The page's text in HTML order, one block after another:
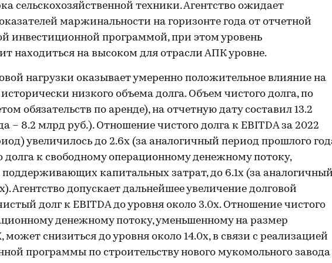
сельскохозяйственной техники. Агентство ожидает
маржинальности на горизонте года от отчетной
инвестиционной программой, при этом уровень
находиться на высоком для отрасли АПК уровне.
нагрузки оказывает умеренно положительное влияние на
низкого объема долга. Объем чистого долга, по
обязательств по аренде), на отчетную дату составил 13.2
– 8.2 млрд руб.). Отношение чистого долга к EBITDA за 2022
увеличилось до 2.6х (за аналогичный период прошлого
долга к свободному операционному денежному потоку,
капитальных затрат, до 6.1х (за
Агентство допускает дальнейшее увеличение долговой
долг к EBITDA до уровня около 3.0х. Отношение чистого
денежному потоку, уменьшенному на размер
снизиться до уровня около 14.0х, в связи с реализацией
программы по строительству нового мукомольного завода